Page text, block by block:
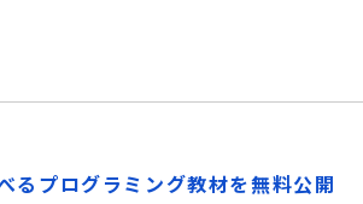
プログラミング教材を無料公開